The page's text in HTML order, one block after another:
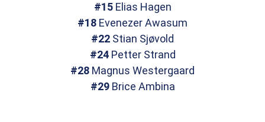
#15Elias Hagen
#18 Evenezer Awasum
#22 Stian Sjøvold
#24Petter Strand
#28 Magnus Westergaard
#29Brice Ambina